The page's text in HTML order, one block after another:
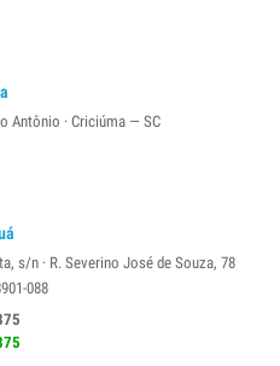
Antônio · Criciúma — SC
s/n · R. Severino José de Souza, 78
088